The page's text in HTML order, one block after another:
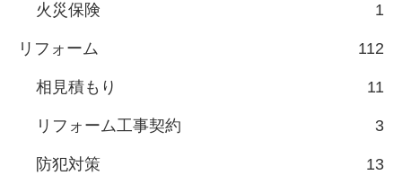
火災保険 1
リフォーム 112
相見積もり 11
リフォーム工事契約 3
防犯対策 13